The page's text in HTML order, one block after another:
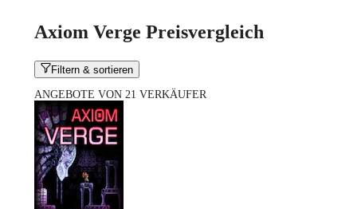
Axiom Verge Preisvergleich
Filtern & sortieren
ANGEBOTE VON 21 VERKÄUFER